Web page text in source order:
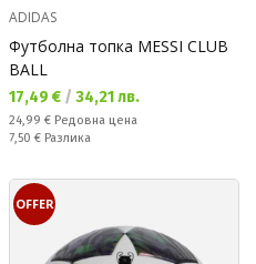
ADIDAS
Футболна топка MESSI CLUB
BALL
Текуща цена:
17,49 € / 34,21 лв.
Редовна цена:
24,99 € Редовна цена
Спестявате:
7,50 € Разлика
OFFER